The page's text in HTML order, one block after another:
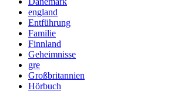
england
Entführung
Familie
Finnland
Geheimnisse
gre
Großbritannien
Hörbuch